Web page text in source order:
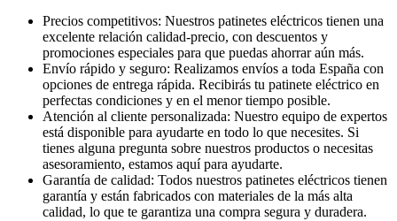
Precios competitivos: Nuestros patinetes eléctricos tienen una
excelente relación calidad-precio, con descuentos y
promociones especiales para que puedas ahorrar aún más.
Envío rápido y seguro: Realizamos envíos a toda España con
opciones de entrega rápida. Recibirás tu patinete eléctrico en
perfectas condiciones y en el menor tiempo posible.
Atención al cliente personalizada: Nuestro equipo de expertos
está disponible para ayudarte en todo lo que necesites. Si
tienes alguna pregunta sobre nuestros productos o necesitas
asesoramiento, estamos aquí para ayudarte.
Garantía de calidad: Todos nuestros patinetes eléctricos tienen
garantía y están fabricados con materiales de la más alta
calidad, lo que te garantiza una compra segura y duradera.